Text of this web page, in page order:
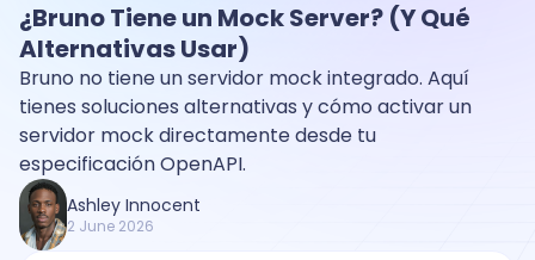
¿Bruno Tiene un Mock Server? (Y Qué
Alternativas Usar)
Bruno no tiene un servidor mock integrado. Aquí
tienes soluciones alternativas y cómo activar un
servidor mock directamente desde tu
especificación OpenAPI.
Ashley Innocent
2 June 2026